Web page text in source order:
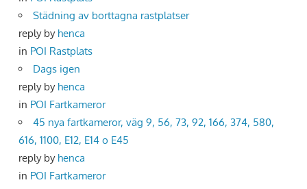
Städning av borttagna rastplatser
reply by henca
in POI Rastplats
Dags igen
reply by henca
in POI Fartkameror
45 nya fartkameror, väg 9, 56, 73, 92, 166, 374, 580,
616, 1100, E12, E14 o E45
reply by henca
in POI Fartkameror